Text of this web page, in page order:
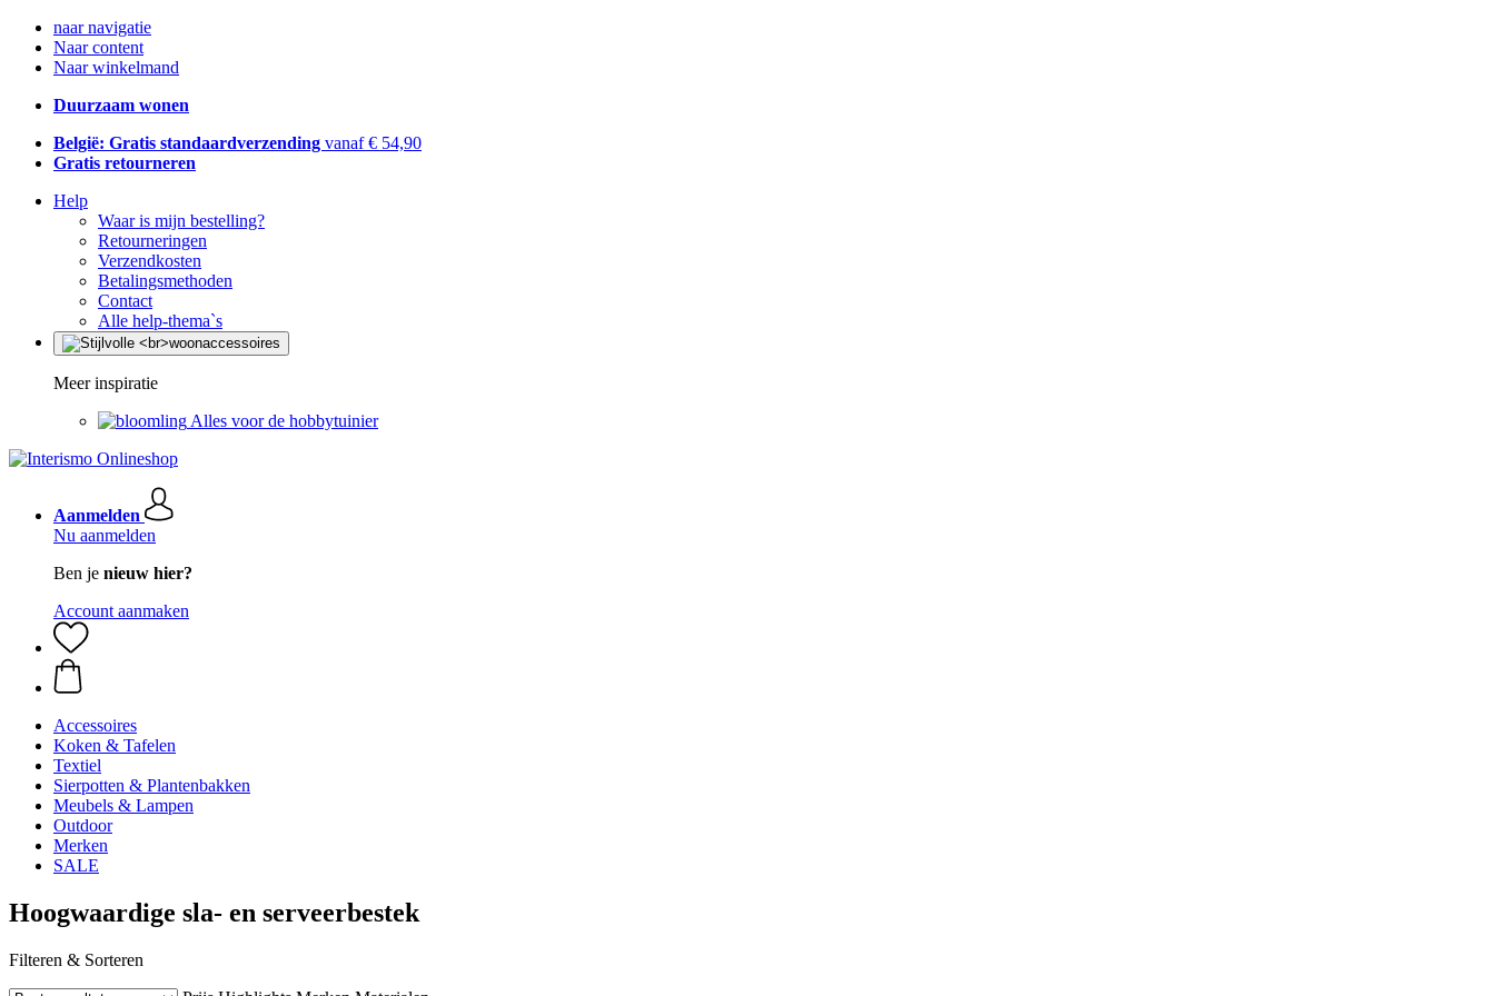
naar navigatie
Naar content
Naar winkelmand
Duurzaam wonen
België: Gratis standaardverzending vanaf € 54,90
Gratis retourneren
Help
Waar is mijn bestelling?
Retourneringen
Verzendkosten
Betalingsmethoden
Contact
Alle help-thema`s
Meer inspiratie
Alles voor de hobbytuinier
Aanmelden
Nu aanmelden
Ben je nieuw hier?
Account aanmaken
Accessoires
Koken & Tafelen
Textiel
Sierpotten & Plantenbakken
Meubels & Lampen
Outdoor
Merken
SALE
Hoogwaardige sla- en serveerbestek
Filteren & Sorteren